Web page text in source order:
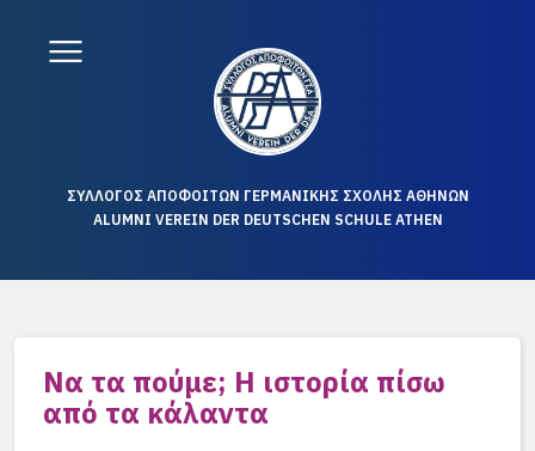
ΣΥΛΛΟΓΟΣ ΑΠΟΦΟΙΤΩΝ ΓΕΡΜΑΝΙΚΗΣ ΣΧΟΛΗΣ ΑΘΗΝΩΝ
ALUMNI VEREIN DER DEUTSCHEN SCHULE ATHEN
Να τα πούμε; Η ιστορία πίσω
από τα κάλαντα